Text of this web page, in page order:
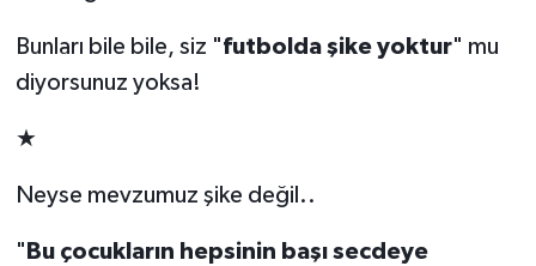
Bunları bile bile, siz "futbolda şike yoktur" mu
diyorsunuz yoksa!
★
Neyse mevzumuz şike değil..
" Bu çocukların hepsinin başı secdeye